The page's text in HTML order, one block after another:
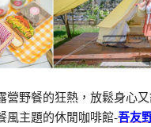
營野餐的狂熱，放鬆身心
風主題的休閒咖啡館-吾友